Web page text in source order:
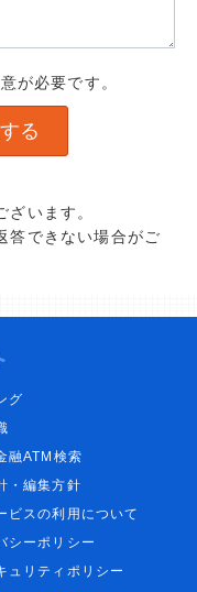
が必要です。
います。
答できない場合がご
グ
融ATM検索
・編集方針
ビスの利用について
シーポリシー
ュリティポリシー